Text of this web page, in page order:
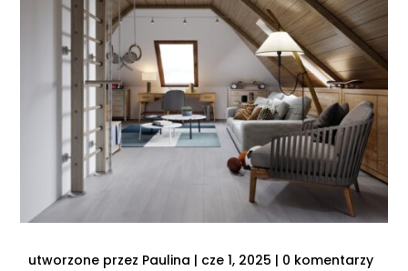
utworzone przez Paulina | cze 1, 2025 | 0 komentarzy